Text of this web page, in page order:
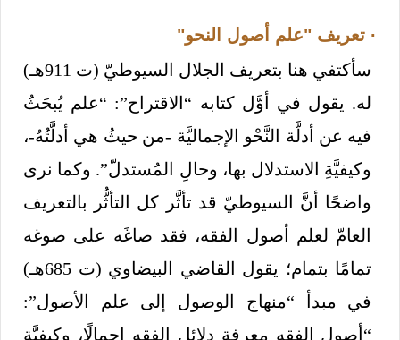
· تعريف "علم أصول النحو"
سأكتفي هنا بتعريف الجلال السيوطيّ (ت 911هـ)
له. يقول في أوَّل كتابه “الاقتراح”: “علم يُبحَثُ
فيه عن أدلَّة النَّحْو الإجماليَّة -من حيثُ هي أدلَّتُهُ-،
وكيفيَّةِ الاستدلال بها، وحالِ المُستدلّ”. وكما نرى
واضحًا أنَّ السيوطيّ قد تأثَّر كل التأثُّر بالتعريف
العامّ لعلم أصول الفقه، فقد صاغَه على صوغه
تمامًا بتمام؛ يقول القاضي البيضاوي (ت 685هـ)
في مبدأ “منهاج الوصول إلى علم الأصول”:
“أصول الفقه معرفة دلائل الفقه إجمالًا، وكيفيَّة